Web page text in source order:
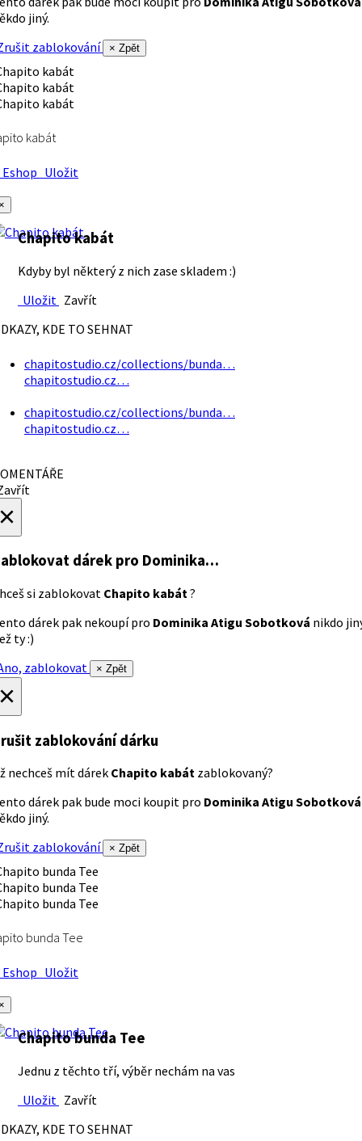
jiný.
zablokování
× Zpět
kabát
Uložit
Chapito kabát
Kdyby byl některý z nich zase skladem :)
Uložit Zavřít
KDE TO SEHNAT
chapitostudio.cz/collections/bunda…
chapitostudio.cz…
chapitostudio.cz/collections/bunda…
chapitostudio.cz…
dárek pro Dominika…
si zablokovat Chapito kabát ?
dárek pak nekoupí pro Dominika Atigu Sobotková nikdo
ty :)
zablokovat
× Zpět
zablokování dárku
nechceš mít dárek Chapito kabát zablokovaný?
dárek pak bude moci koupit pro Dominika Atigu Sobotková
jiný.
zablokování
× Zpět
bunda Tee
Uložit
Chapito bunda Tee
Jednu z těchto tří, výběr nechám na vas
Uložit Zavřít
KDE TO SEHNAT